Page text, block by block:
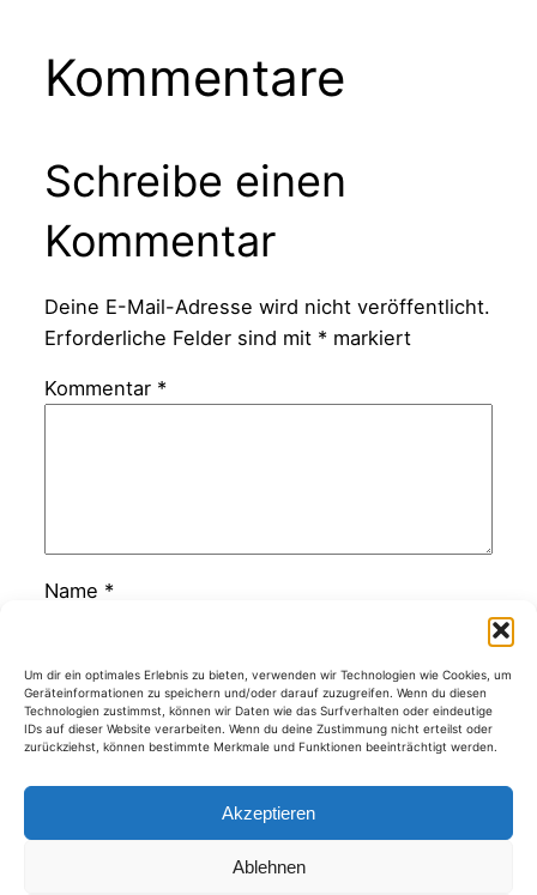
Um dir ein optimales Erlebnis zu bieten, verwenden wir Technologien wie Cookies, um
Geräteinformationen zu speichern und/oder darauf zuzugreifen. Wenn du diesen
Technologien zustimmst, können wir Daten wie das Surfverhalten oder eindeutige
IDs auf dieser Website verarbeiten. Wenn du deine Zustimmung nicht erteilst oder
zurückziehst, können bestimmte Merkmale und Funktionen beeinträchtigt werden.
Akzeptieren
Ablehnen
Kommentare
Schreibe einen
Kommentar
Deine E-Mail-Adresse wird nicht veröffentlicht.
Erforderliche Felder sind mit *markiert
Kommentar *
Name *
E-Mail-Adresse*
Website